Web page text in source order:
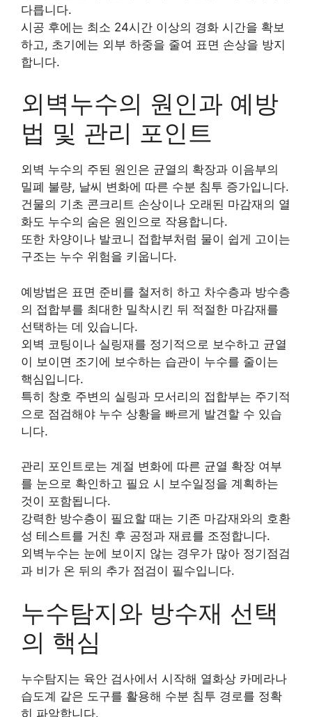
다릅니다.
시공 후에는 최소 24시간 이상의 경화 시간을 확보
하고, 초기에는 외부 하중을 줄여 표면 손상을 방지
합니다.
외벽누수의 원인과 예방
법 및 관리 포인트
외벽 누수의 주된 원인은 균열의 확장과 이음부의
밀폐 불량, 날씨 변화에 따른 수분 침투 증가입니다.
건물의 기초 콘크리트 손상이나 오래된 마감재의 열
화도 누수의 숨은 원인으로 작용합니다.
또한 차양이나 발코니 접합부처럼 물이 쉽게 고이는
구조는 누수 위험을 키웁니다.
예방법은 표면 준비를 철저히 하고 차수층과 방수층
의 접합부를 최대한 밀착시킨 뒤 적절한 마감재를
선택하는 데 있습니다.
외벽 코팅이나 실링재를 정기적으로 보수하고 균열
이 보이면 조기에 보수하는 습관이 누수를 줄이는
핵심입니다.
특히 창호 주변의 실링과 모서리의 접합부는 주기적
으로 점검해야 누수 상황을 빠르게 발견할 수 있습
니다.
관리 포인트로는 계절 변화에 따른 균열 확장 여부
를 눈으로 확인하고 필요 시 보수일정을 계획하는
것이 포함됩니다.
강력한 방수층이 필요할 때는 기존 마감재와의 호환
성 테스트를 거친 후 공정과 재료를 조정합니다.
외벽누수는 눈에 보이지 않는 경우가 많아 정기점검
과 비가 온 뒤의 추가 점검이 필수입니다.
누수탐지와 방수재 선택
의 핵심
누수탐지는 육안 검사에서 시작해 열화상 카메라나
습도계 같은 도구를 활용해 수분 침투 경로를 정확
히 파악합니다.